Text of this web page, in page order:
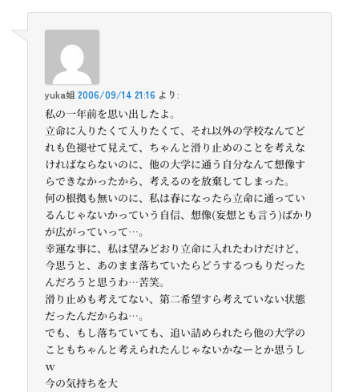
yuka姐 2006/09/14 21:16 より:
私の一年前を思い出したよ。
立命に入りたくて入りたくて、それ以外の学校なんてど
れも色褪せて見えて、ちゃんと滑り止めのことを考えな
ければならないのに、他の大学に通う自分なんて想像す
らできなかったから、考えるのを放棄してしまった。
何の根拠も無いのに、私は春になったら立命に通ってい
るんじゃないかっていう自信、想像(妄想とも言う)ばかり
が広がっていって…。
幸運な事に、私は望みどおり立命に入れたわけだけど、
今思うと、あのまま落ちていたらどうするつもりだった
んだろうと思うわ…苦笑。
滑り止めも考えてない、第二希望すら考えていない状態
だったんだからね…。
でも、もし落ちていても、追い詰められたら他の大学の
こともちゃんと考えられたんじゃないかなーとか思うし
ｗ
今の気持ちを大